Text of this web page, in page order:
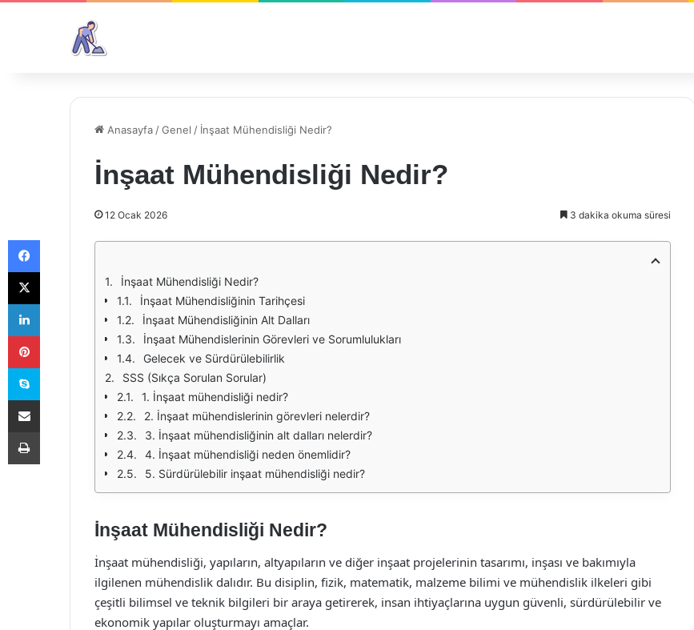
Anasayfa /Genel / İnşaat Mühendisliği Nedir?
İnşaat Mühendisliği Nedir?
12 Ocak 2026 3 dakika okuma süresi
İnşaat Mühendisliği Nedir?
İnşaat Mühendisliğinin Tarihçesi
İnşaat Mühendisliğinin Alt Dalları
İnşaat Mühendislerinin Görevleri ve Sorumlulukları
Gelecek ve Sürdürülebilirlik
SSS (Sıkça Sorulan Sorular)
1. İnşaat mühendisliği nedir?
2. İnşaat mühendislerinin görevleri nelerdir?
3. İnşaat mühendisliğinin alt dalları nelerdir?
4. İnşaat mühendisliği neden önemlidir?
5. Sürdürülebilir inşaat mühendisliği nedir?
İnşaat Mühendisliği Nedir?
İnşaat mühendisliği, yapıların, altyapıların ve diğer inşaat projelerinin tasarımı, inşası ve bakımıyla
ilgilenen mühendislik dalıdır. Bu disiplin, fizik, matematik, malzeme bilimi ve mühendislik ilkeleri gibi
çeşitli bilimsel ve teknik bilgileri bir araya getirerek, insan ihtiyaçlarına uygun güvenli, sürdürülebilir ve
ekonomik yapılar oluşturmayı amaçlar.
Facebook
X
LinkedIn
Pinterest
Skype
E-Posta ile paylaş